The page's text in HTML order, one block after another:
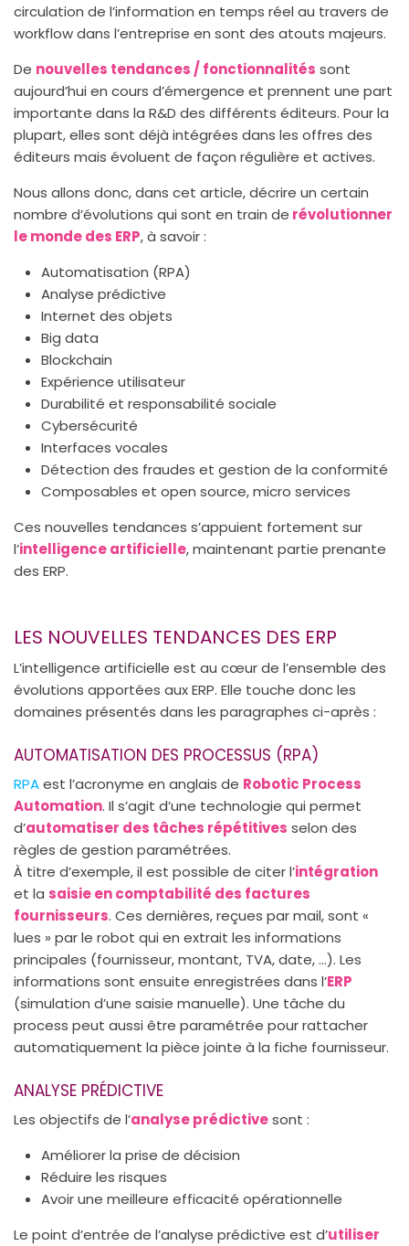
circulation de l’information en temps réel au travers de
workflow dans l’entreprise en sont des atouts majeurs.
De nouvelles tendances / fonctionnalités sont
aujourd’hui en cours d’émergence et prennent une part
importante dans la R&D des différents éditeurs. Pour la
plupart, elles sont déjà intégrées dans les offres des
éditeurs mais évoluent de façon régulière et actives.
Nous allons donc, dans cet article, décrire un certain
nombre d’évolutions qui sont en train de révolutionner
le monde des ERP, à savoir :
Automatisation (RPA)
Analyse prédictive
Internet des objets
Big data
Blockchain
Expérience utilisateur
Durabilité et responsabilité sociale
Cybersécurité
Interfaces vocales
Détection des fraudes et gestion de la conformité
Composables et open source, micro services
Ces nouvelles tendances s’appuient fortement sur
l’intelligence artificielle, maintenant partie prenante
des ERP.
LES NOUVELLES TENDANCES DES ERP
L’intelligence artificielle est au cœur de l’ensemble des
évolutions apportées aux ERP. Elle touche donc les
domaines présentés dans les paragraphes ci-après :
AUTOMATISATION DES PROCESSUS (RPA)
RPAest l’acronyme en anglais de Robotic Process
Automation. Il s’agit d’une technologie qui permet
d’automatiser des tâches répétitives selon des
règles de gestion paramétrées.
À titre d’exemple, il est possible de citer l’intégration
et la saisie en comptabilité des factures
fournisseurs. Ces dernières, reçues par mail, sont «
lues » par le robot qui en extrait les informations
principales (fournisseur, montant, TVA, date, …). Les
informations sont ensuite enregistrées dans l’ERP
(simulation d’une saisie manuelle). Une tâche du
process peut aussi être paramétrée pour rattacher
automatiquement la pièce jointe à la fiche fournisseur.
ANALYSE PRÉDICTIVE
Les objectifs de l’analyse prédictivesont :
Améliorer la prise de décision
Réduire les risques
Avoir une meilleure efficacité opérationnelle
Le point d’entrée de l’analyse prédictive est d’utiliser